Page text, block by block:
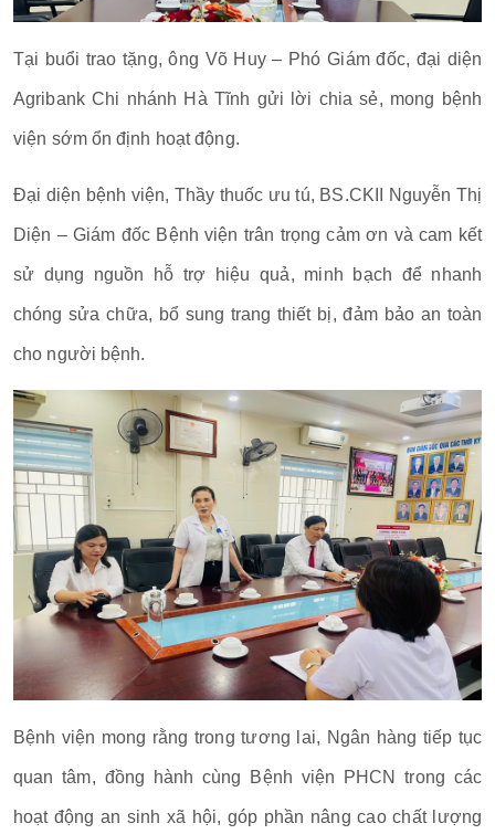
Tại buổi trao tặng, ông Võ Huy – Phó Giám đốc, đại diện
Agribank Chi nhánh Hà Tĩnh gửi lời chia sẻ, mong bệnh
viện sớm ổn định hoạt động.
Đại diện bệnh viện, Thầy thuốc ưu tú, BS.CKII Nguyễn Thị
Diện – Giám đốc Bệnh viện trân trọng cảm ơn và cam kết
sử dụng nguồn hỗ trợ hiệu quả, minh bạch để nhanh
chóng sửa chữa, bổ sung trang thiết bị, đảm bảo an toàn
cho người bệnh.
Bệnh viện mong rằng trong tương lai, Ngân hàng tiếp tục
quan tâm, đồng hành cùng Bệnh viện PHCN trong các
hoạt động an sinh xã hội, góp phần nâng cao chất lượng